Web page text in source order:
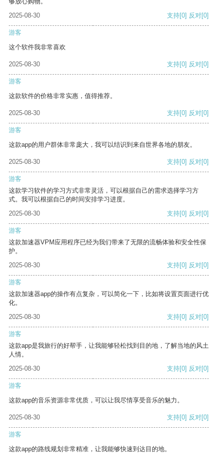
2025-08-30
支持[0] 反对[0]
游客
这个软件我非常喜欢
2025-08-30 支持[0] 反对[0]
游客
这款软件的价格非常实惠，值得推荐。
2025-08-30 支持[0] 反对[0]
游客
这款app的用户群体非常庞大，我可以结识到来自世界各地的朋友。
2025-08-30 支持[0] 反对[0]
游客
这款学习软件的学习方式非常灵活，可以根据自己的需求选择学习方
式。我可以根据自己的时间安排学习进度。
2025-08-30
支持[0] 反对[0]
游客
这款加速器VPM应用程序已经为我们带来了无限的流畅体验和安全性保
护。
2025-08-30
支持[0] 反对[0]
游客
这款加速器app的操作有点复杂，可以简化一下，比如将设置页面进行优
化。
2025-08-30
支持[0] 反对[0]
游客
这款app是我旅行的好帮手，让我能够轻松找到目的地，了解当地的风土
人情。
2025-08-30
支持[0] 反对[0]
游客
这款app的音乐资源非常优质，可以让我尽情享受音乐的魅力。
2025-08-30 支持[0] 反对[0]
游客
这款app的路线规划非常精准，让我能够快速到达目的地。